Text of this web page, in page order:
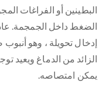
البطينين أو الفراغات
الضغط داخل الجمجمة.
إدخال تحويلة ، وهو
الزائد من الدماغ
يمكن امتصاصه.